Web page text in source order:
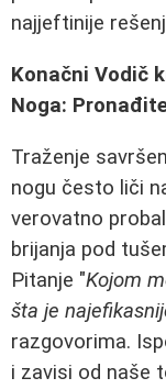
najjeftinije
Konačni Vodič
Noga:
Traženje
nogu često liči
verovatno
brijanja pod
Pitanje "Kojom
šta je
razgovorima.
i zavisi od naše